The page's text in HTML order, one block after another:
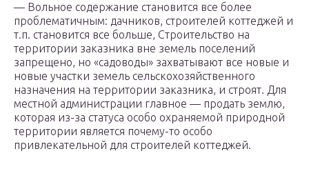
— Вольное содержание становится все более
проблематичным: дачников, строителей коттеджей и
т.п. становится все больше, Строительство на
территории заказника вне земель поселений
запрещено, но «садоводы» захватывают все новые и
новые участки земель сельскохозяйственного
назначения на территории заказника, и строят. Для
местной администрации главное — продать землю,
которая из-за статуса особо охраняемой природной
территории является почему-то особо
привлекательной для строителей коттеджей.